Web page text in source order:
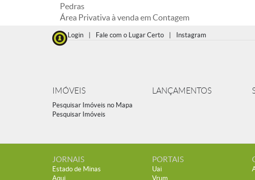
Pedras
Área Privativa à venda em Contagem
Login Fale com o Lugar Certo Instagram
IMÓVEIS
Pesquisar Imóveis no Mapa
Pesquisar Imóveis
LANÇAMENTOS
JORNAIS
Estado de Minas
Aqui
PORTAIS
Uai
Vrum